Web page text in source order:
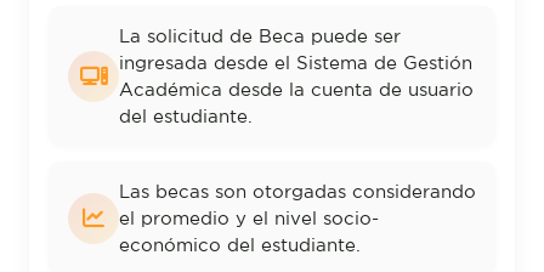
La solicitud de Beca puede ser
ingresada desde el Sistema de Gestión
Académica desde la cuenta de usuario
del estudiante.
Las becas son otorgadas considerando
el promedio y el nivel socio-
económico del estudiante.